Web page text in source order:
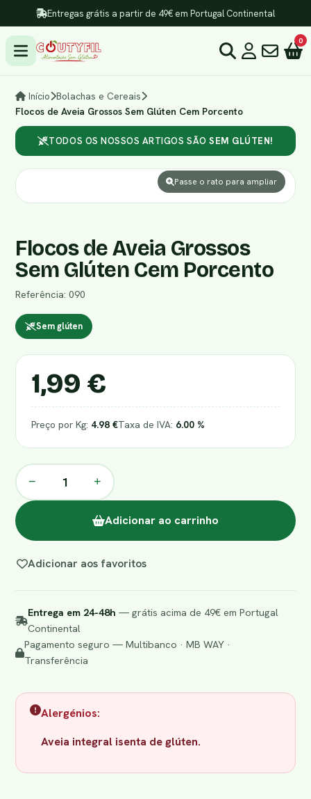
Entregas grátis a partir de 49€ em Portugal Continental
0
Início Bolachas e Cereais
Flocos de Aveia Grossos Sem Glúten Cem Porcento
TODOS OS NOSSOS ARTIGOS SÃO SEM GLÚTEN!
Passe o rato para ampliar
Flocos de Aveia Grossos
Sem Glúten Cem Porcento
Referência: 090
Sem glúten
1,99 €
Preço por Kg: 4.98 €Taxa de IVA: 6.00 %
− +
Adicionar ao carrinho
Adicionar aos favoritos
Entrega em 24-48h — grátis acima de 49€ em Portugal
Continental
Pagamento seguro — Multibanco · MB WAY ·
Transferência
Alergénios:
Aveia integral isenta de glúten.